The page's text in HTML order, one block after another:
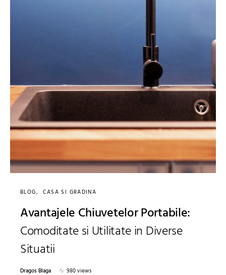
BLOG CASA SI GRADINA
Avantajele Chiuvetelor Portabile:
Comoditate si Utilitate in Diverse
Situatii
Dragos Blaga 980 views